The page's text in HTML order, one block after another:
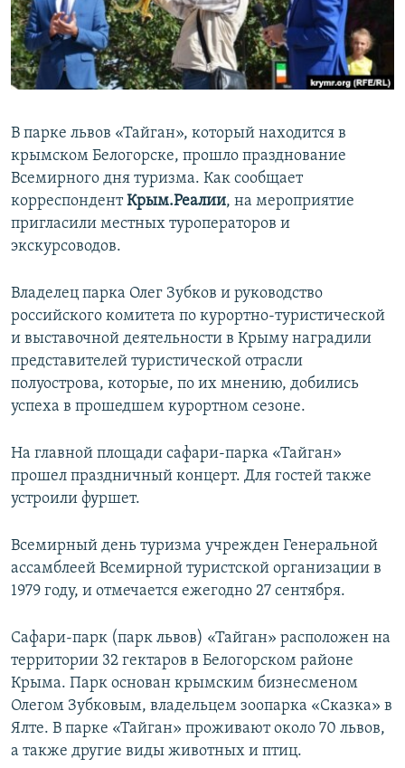
ПОБЕДИТЕЛЕЙ НЕ СУДЯТ?
КРЫМ.НЕПОКОРЕННЫЙ
ELIFBE
ПРИСОЕДИНЯЙТЕСЬ!
Все сайты RFE/RL
В парке львов «Тайган», который находится в
крымском Белогорске, прошло празднование
Всемирного дня туризма. Как сообщает
корреспондентКрым.Реалии, на мероприятие
пригласили местных туроператоров и
экскурсоводов.
Владелец парка Олег Зубков и руководство
российского комитета по курортно-туристической
и выставочной деятельности в Крыму наградили
представителей туристической отрасли
полуострова, которые, по их мнению, добились
успеха в прошедшем курортном сезоне.
На главной площади сафари-парка «Тайган»
прошел праздничный концерт. Для гостей также
устроили фуршет.
Всемирный день туризма учрежден Генеральной
ассамблеей Всемирной туристской организации в
1979 году, и отмечается ежегодно 27 сентября.
Сафари-парк (парк львов) «Тайган» расположен на
территории 32 гектаров в Белогорском районе
Крыма. Парк основан крымским бизнесменом
Олегом Зубковым, владельцем зоопарка «Сказка» в
Ялте. В парке «Тайган» проживают около 70 львов,
а также другие виды животных и птиц.